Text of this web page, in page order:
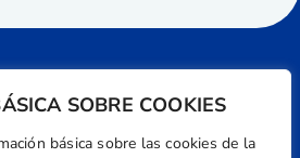
SOBRE COOKIES
básica sobre las cookies de la